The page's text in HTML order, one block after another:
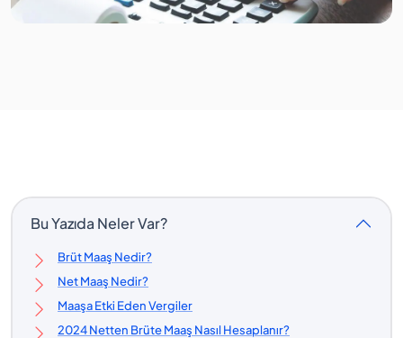
Bu Yazıda Neler Var?
Brüt Maaş Nedir?
Net Maaş Nedir?
Maaşa Etki Eden Vergiler
2024 Netten Brüte Maaş Nasıl Hesaplanır?